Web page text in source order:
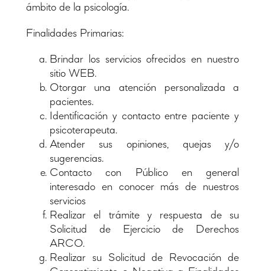
ámbito de la psicología.
Finalidades Primarias:
Brindar los servicios ofrecidos en nuestro
sitio WEB.
Otorgar una atención personalizada a
pacientes.
Identificación y contacto entre paciente y
psicoterapeuta.
Atender sus opiniones, quejas y/o
sugerencias.
Contacto con Público en general
interesado en conocer más de nuestros
servicios
Realizar el trámite y respuesta de su
Solicitud de Ejercicio de Derechos
ARCO.
Realizar su Solicitud de Revocación de